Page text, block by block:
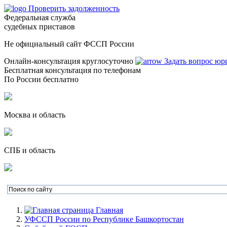
Проверить задолженность
Федеральная служба
судебных приставов
Не официальный сайт ФССП России
Онлайн-консультация круглосуточно
Задать вопрос
Бесплатная консультация по телефонам
По России бесплатно
Москва и область
СПБ и область
Главная
УФССП России по Республике Башкортостан